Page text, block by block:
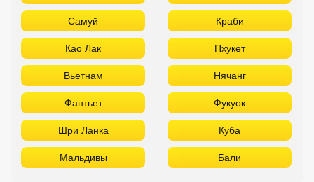
Самуй Краби
Као Лак Пхукет
Вьетнам Нячанг
Фантьет Фукуок
Шри Ланка Куба
Мальдивы Бали